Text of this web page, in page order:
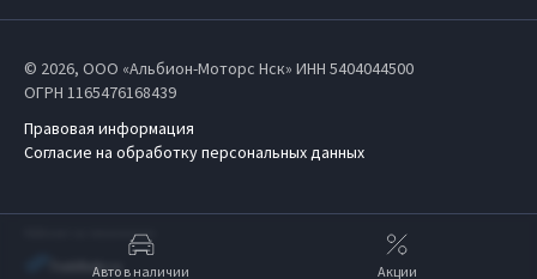
© 2026, ООО «Альбион-Моторс Нск» ИНН 5404044500
ОГРН 1165476168439
Правовая информация
Согласие на обработку персональных данных
Работает на технологиях
Авто в наличии Акции